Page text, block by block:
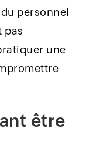
personnel
pas
une
être